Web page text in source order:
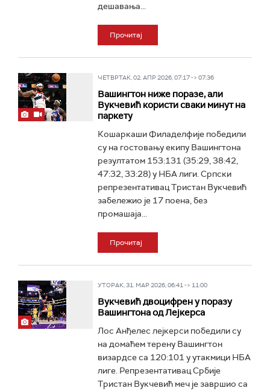
дешавања...
Прочитај
ЧЕТВРТАК, 02. АПР 2026, 07:17 -> 07:36
Вашингтон ниже поразе, али
Вукчевић користи сваки минут на
паркету
Кошаркаши Филаделфије победили
су на гостовању екипу Вашингтона
резултатом 153:131 (35:29, 38:42,
47:32, 33:28) у НБА лиги. Српски
репрезентативац Тристан Вукчевић
забележио је 17 поена, без
промашаја...
Прочитај
УТОРАК, 31. МАР 2026, 06:41 -> 11:00
Вукчевић двоцифрен у поразу
Вашингтона од Лејкерса
Лос Анђелес лејкерси победили су
на домаћем терену Вашингтон
визардсе са 120:101 у утакмици НБА
лиге. Репрезентативац Србије
Тристан Вукчевић меч је завршио са